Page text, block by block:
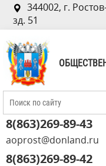
344002, г.
зд. 51
8(863)269-89-43
aoprost@donland.ru
8(863)269-89-42